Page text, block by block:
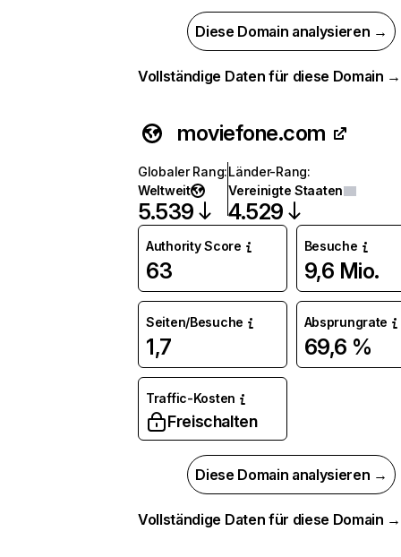
Diese Domain analysieren →
Vollständige Daten für diese Domain →
moviefone.com
Globaler Rang:
Weltweit
5.539
Länder-Rang:
Vereinigte Staaten
4.529
Authority Score
63
Besuche
9,6 Mio.
Seiten/Besuche
1,7
Absprungrate
69,6 %
Traffic-Kosten
Freischalten
Diese Domain analysieren →
Vollständige Daten für diese Domain →